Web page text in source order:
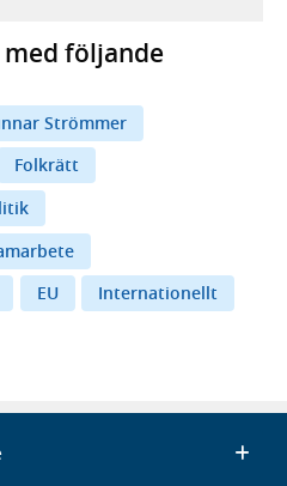
följande
Strömmer
Folkrätt
EU Internationellt